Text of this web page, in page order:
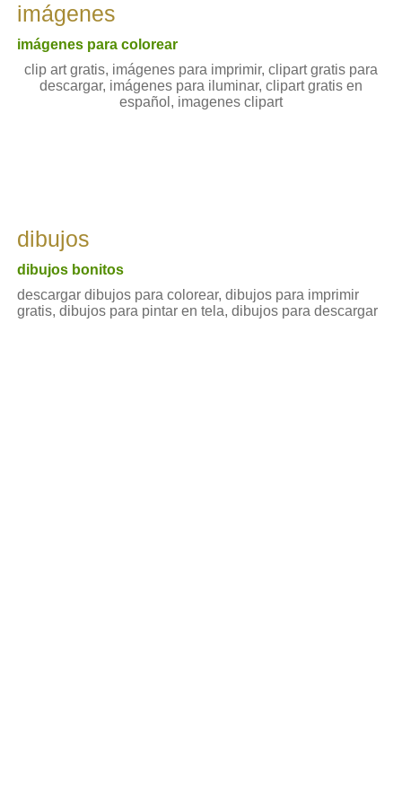
imágenes
imágenes para colorear
clip art gratis, imágenes para imprimir, clipart gratis para
descargar, imágenes para iluminar, clipart gratis en
español, imagenes clipart
dibujos
dibujos bonitos
descargar dibujos para colorear, dibujos para imprimir
gratis, dibujos para pintar en tela, dibujos para descargar